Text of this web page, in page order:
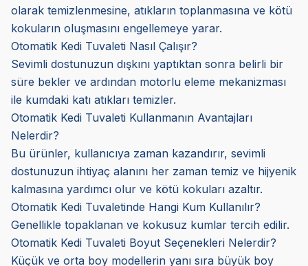
olarak temizlenmesine, atıkların toplanmasına ve kötü
kokuların oluşmasını engellemeye yarar.
Otomatik Kedi Tuvaleti Nasıl Çalışır?
Sevimli dostunuzun dışkını yaptıktan sonra belirli bir
süre bekler ve ardından motorlu eleme mekanizması
ile kumdaki katı atıkları temizler.
Otomatik Kedi Tuvaleti Kullanmanın Avantajları
Nelerdir?
Bu ürünler, kullanıcıya zaman kazandırır, sevimli
dostunuzun ihtiyaç alanını her zaman temiz ve hijyenik
kalmasına yardımcı olur ve kötü kokuları azaltır.
Otomatik Kedi Tuvaletinde Hangi Kum Kullanılır?
Genellikle topaklanan ve kokusuz kumlar tercih edilir.
Otomatik Kedi Tuvaleti Boyut Seçenekleri Nelerdir?
Küçük ve orta boy modellerin yanı sıra büyük boy